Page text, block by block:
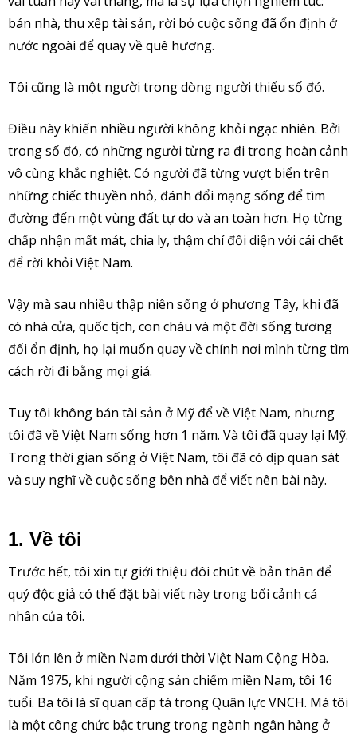
bán nhà, thu xếp tài sản, rời bỏ cuộc sống đã ổn định ở
nước ngoài để quay về quê hương.
Tôi cũng là một người trong dòng người thiểu số đó.
Điều này khiến nhiều người không khỏi ngạc nhiên. Bởi
trong số đó, có những người từng ra đi trong hoàn cảnh
vô cùng khắc nghiệt. Có người đã từng vượt biển trên
những chiếc thuyền nhỏ, đánh đổi mạng sống để tìm
đường đến một vùng đất tự do và an toàn hơn. Họ từng
chấp nhận mất mát, chia ly, thậm chí đối diện với cái chết
để rời khỏi Việt Nam.
Vậy mà sau nhiều thập niên sống ở phương Tây, khi đã
có nhà cửa, quốc tịch, con cháu và một đời sống tương
đối ổn định, họ lại muốn quay về chính nơi mình từng tìm
cách rời đi bằng mọi giá.
Tuy tôi không bán tài sản ở Mỹ để về Việt Nam, nhưng
tôi đã về Việt Nam sống hơn 1 năm. Và tôi đã quay lại Mỹ.
Trong thời gian sống ở Việt Nam, tôi đã có dịp quan sát
và suy nghĩ về cuộc sống bên nhà để viết nên bài này.
1. Về tôi
Trước hết, tôi xin tự giới thiệu đôi chút về bản thân để
quý độc giả có thể đặt bài viết này trong bối cảnh cá
nhân của tôi.
Tôi lớn lên ở miền Nam dưới thời Việt Nam Cộng Hòa.
Năm 1975, khi người cộng sản chiếm miền Nam, tôi 16
tuổi. Ba tôi là sĩ quan cấp tá trong Quân lực VNCH. Má tôi
là một công chức bậc trung trong ngành ngân hàng ở